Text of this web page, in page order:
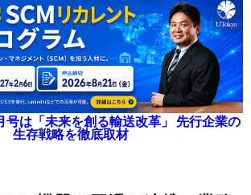
号は「未来を創る輸送改革」 先行企業の
生存戦略を徹底取材